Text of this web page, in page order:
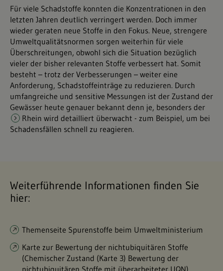
Für viele Schadstoffe konnten die Konzentrationen in den
letzten Jahren deutlich verringert werden. Doch immer
wieder geraten neue Stoffe in den Fokus. Neue, strengere
Umweltqualitätsnormen sorgen weiterhin für viele
Überschreitungen, obwohl sich die Situation bezüglich
vieler der bisher relevanten Stoffe verbessert hat. Somit
besteht – trotz der Verbesserungen – weiter eine
Anforderung, Schadstoffeinträge zu reduzieren. Durch
umfangreiche und sensitive Messungen ist der Zustand der
Gewässer heute genauer bekannt denn je, besonders der
Rhein wird detailliert überwacht - zum Beispiel, um bei
Schadensfällen schnell zu reagieren.
Weiterführende Informationen finden Sie
hier:
Themenseite Spurenstoffe beim Umweltministerium
Karte zur Bewertung der nichtubiquitären Stoffe
(Chemischer Zustand (Karte 3) Bewertung der
nichtubiquitären Stoffe mit überarbeiteter UQN)